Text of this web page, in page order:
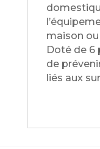
maison
Doté de 6
de
liés aux